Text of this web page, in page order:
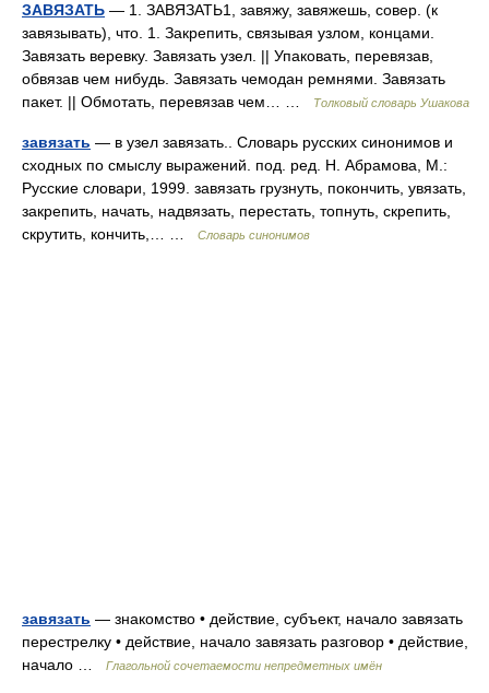
ЗАВЯЗАТЬ — 1. ЗАВЯЗАТЬ1, завяжу, завяжешь, совер. (к
завязывать), что. 1. Закрепить, связывая узлом, концами.
Завязать веревку. Завязать узел. || Упаковать, перевязав,
обвязав чем нибудь. Завязать чемодан ремнями. Завязать
пакет. || Обмотать, перевязав чем… …
Толковый словарь Ушакова
завязать — в узел завязать.. Словарь русских синонимов и
сходных по смыслу выражений. под. ред. Н. Абрамова, М.:
Русские словари, 1999. завязать грузнуть, покончить, увязать,
закрепить, начать, надвязать, перестать, топнуть, скрепить,
скрутить, кончить,… …
Словарь синонимов
завязать — знакомство • действие, субъект, начало завязать
перестрелку • действие, начало завязать разговор • действие,
начало …
Глагольной сочетаемости непредметных имён